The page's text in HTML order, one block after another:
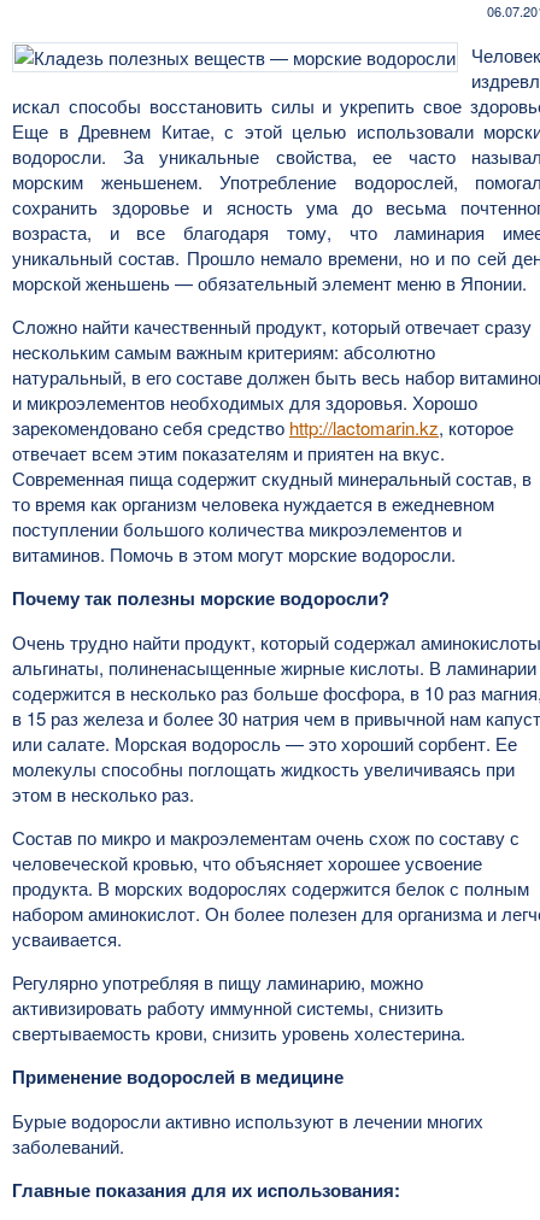
Человек
искал способы восстановить силы и укрепить свое
Еще в Древнем Китае, с этой целью использовали
водоросли. За уникальные свойства, ее часто
морским женьшенем. Употребление водорослей,
сохранить здоровье и ясность ума до весьма
возраста, и все благодаря тому, что ламинария
уникальный состав. Прошло немало времени, но и по сей
морской женьшень — обязательный элемент меню в Японии.
Сложно найти качественный продукт, который отвечает сразу
нескольким самым важным критериям: абсолютно
натуральный, в его составе должен быть весь набор
и микроэлементов необходимых для здоровья. Хорошо
зарекомендовано себя средство http://lactomarin.kz, которое
отвечает всем этим показателям и приятен на вкус.
Современная пища содержит скудный минеральный состав, в
то время как организм человека нуждается в ежедневном
поступлении большого количества микроэлементов и
витаминов. Помочь в этом могут морские водоросли.
Почему так полезны морские водоросли?
Очень трудно найти продукт, который содержал
альгинаты, полиненасыщенные жирные кислоты. В ламинарии
содержится в несколько раз больше фосфора, в 10 раз
в 15 раз железа и более 30 натрия чем в привычной нам
или салате. Морская водоросль — это хороший сорбент. Ее
молекулы способны поглощать жидкость увеличиваясь при
этом в несколько раз.
Состав по микро и макроэлементам очень схож по составу с
человеческой кровью, что объясняет хорошее усвоение
продукта. В морских водорослях содержится белок с полным
набором аминокислот. Он более полезен для организма и
усваивается.
Регулярно употребляя в пищу ламинарию, можно
активизировать работу иммунной системы, снизить
свертываемость крови, снизить уровень холестерина.
Применение водорослей в медицине
Бурые водоросли активно используют в лечении многих
заболеваний.
Главные показания для их использования: